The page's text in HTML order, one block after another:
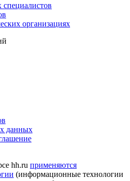
организациях
данных
hh.ru применяются
(информационные технологии